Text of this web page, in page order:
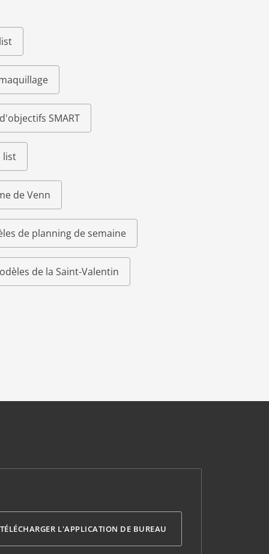
SMART
list
de Venn
de planning de semaine
de la Saint-Valentin
TÉLÉCHARGER L'APPLICATION DE BUREAU